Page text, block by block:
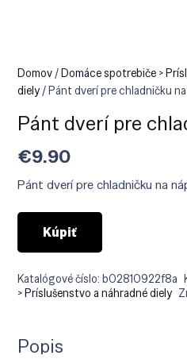
Domov/Domáce spotrebiče >
diely/ Pánt dverí pre chladničku
Pánt dverí pre
€9.90
Pánt dverí pre chladničku na
Kúpiť
Katalógové číslo:b02810922f8a
> Príslušenstvo a náhradné diely
Popis